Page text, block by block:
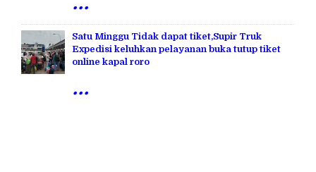
Satu Minggu Tidak dapat tiket,Supir Truk
Expedisi keluhkan pelayanan buka tutup tiket
online kapal roro
...